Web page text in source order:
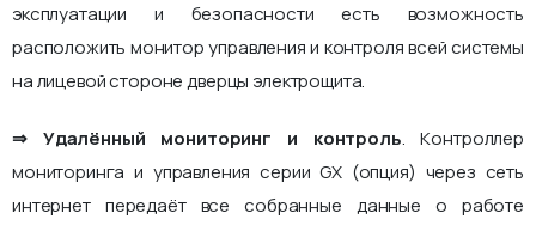
эксплуатации и безопасности есть возможность
расположить монитор управления и контроля всей системы
на лицевой стороне дверцы электрощита.
⇒ Удалённый мониторинг и контроль. Контроллер
мониторинга и управления серии GX (опция) через сеть
интернет передаёт все собранные данные о работе